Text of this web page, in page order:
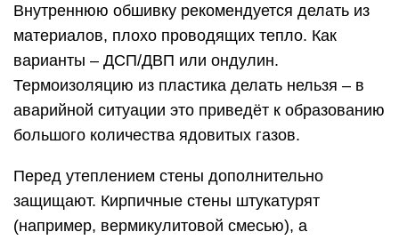
Внутреннюю обшивку рекомендуется делать из
материалов, плохо проводящих тепло. Как
варианты – ДСП/ДВП или ондулин.
Термоизоляцию из пластика делать нельзя – в
аварийной ситуации это приведёт к образованию
большого количества ядовитых газов.
Перед утеплением стены дополнительно
защищают. Кирпичные стены штукатурят
(например, вермикулитовой смесью), а